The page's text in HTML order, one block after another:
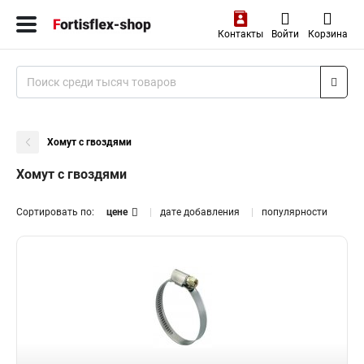
Контакты Войти Корзина
Хомут с гвоздями
Хомут с гвоздями
Сортировать по: цене дате добавления популярности